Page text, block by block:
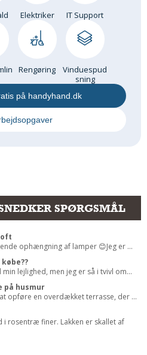
Elektriker IT Support
Rengøring
Vinduespud
sning
på handyhand.dk
SPØRGSMÅL
ophængning af lamper 😊Jeg er ...
lejlighed, men jeg er så i tvivl om...
husmur
opføre en overdækket terrasse, der ...
i rosentræ finer. Lakken er skallet af